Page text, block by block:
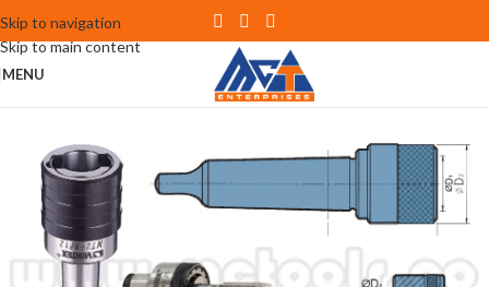
Skip to navigation
Skip to main content
MENU